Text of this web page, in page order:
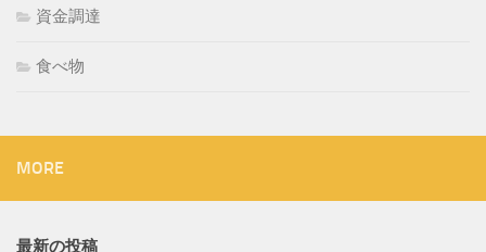
資金調達
食べ物
MORE
最新の投稿